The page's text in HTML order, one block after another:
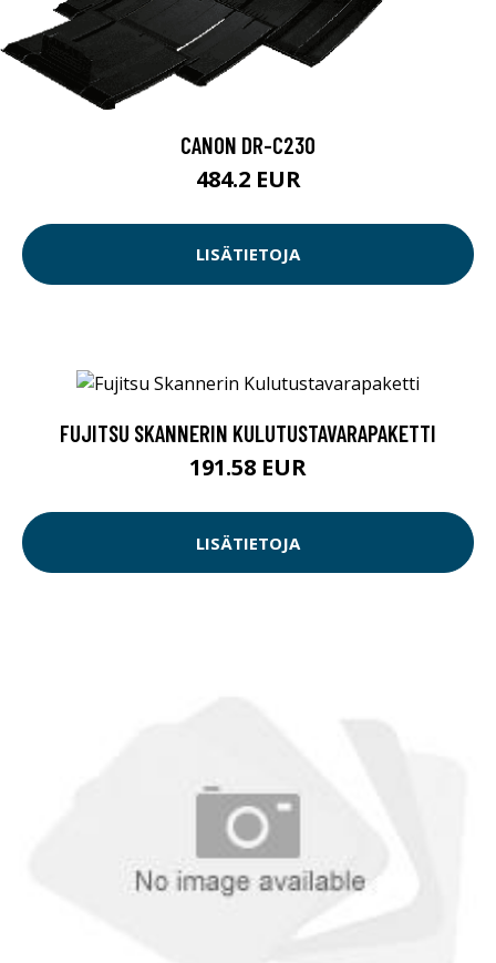
CANON DR-C230
484.2 EUR
LISÄTIETOJA
FUJITSU SKANNERIN KULUTUSTAVARAPAKETTI
191.58 EUR
LISÄTIETOJA